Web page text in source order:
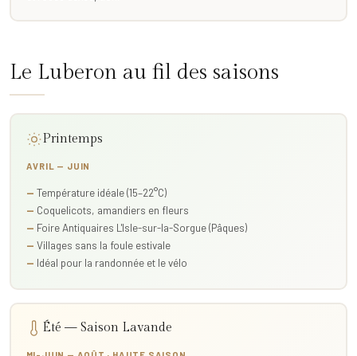
Le Luberon au fil des saisons
Printemps
AVRIL — JUIN
Température idéale (15–22°C)
Coquelicots, amandiers en fleurs
Foire Antiquaires L'Isle-sur-la-Sorgue (Pâques)
Villages sans la foule estivale
Idéal pour la randonnée et le vélo
Été — Saison Lavande